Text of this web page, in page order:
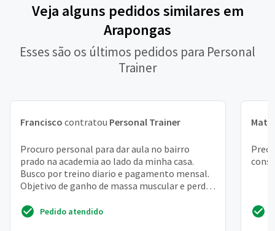
Veja alguns pedidos similares em
Arapongas
Esses são os últimos pedidos para Personal
Trainer
Francisco contratou Personal Trainer
Procuro personal para dar aula no bairro
prado na academia ao lado da minha casa.
Busco por treino diario e pagamento mensal.
Objetivo de ganho de massa muscular e perder
Pedido atendido